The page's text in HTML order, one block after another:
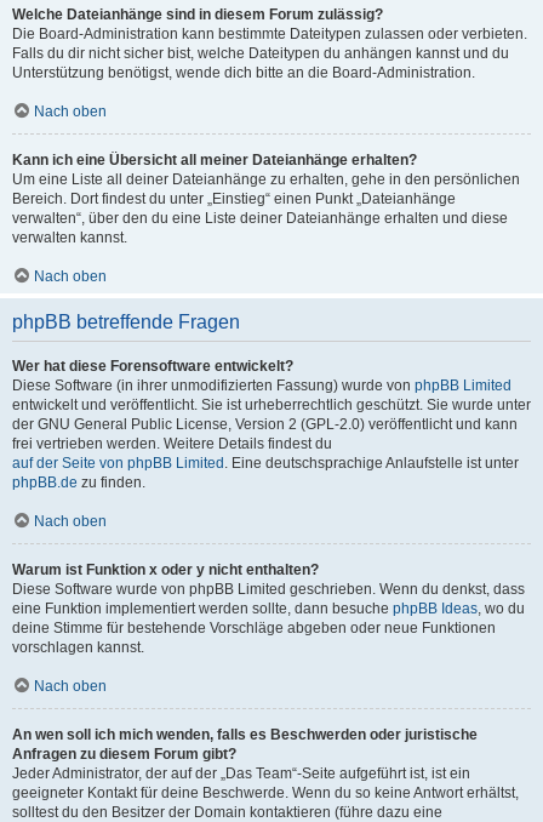
Welche Dateianhänge sind in diesem Forum zulässig?
Die Board-Administration kann bestimmte Dateitypen zulassen oder verbieten.
Falls du dir nicht sicher bist, welche Dateitypen du anhängen kannst und du
Unterstützung benötigst, wende dich bitte an die Board-Administration.
Nach oben
Kann ich eine Übersicht all meiner Dateianhänge erhalten?
Um eine Liste all deiner Dateianhänge zu erhalten, gehe in den persönlichen
Bereich. Dort findest du unter „Einstieg“ einen Punkt „Dateianhänge
verwalten“, über den du eine Liste deiner Dateianhänge erhalten und diese
verwalten kannst.
Nach oben
phpBB betreffende Fragen
Wer hat diese Forensoftware entwickelt?
Diese Software (in ihrer unmodifizierten Fassung) wurde von phpBB Limited
entwickelt und veröffentlicht. Sie ist urheberrechtlich geschützt. Sie wurde unter
der GNU General Public License, Version 2 (GPL-2.0) veröffentlicht und kann
frei vertrieben werden. Weitere Details findest du
auf der Seite von phpBB Limited . Eine deutschsprachige Anlaufstelle ist unter
phpBB.de zu finden.
Nach oben
Warum ist Funktion x oder y nicht enthalten?
Diese Software wurde von phpBB Limited geschrieben. Wenn du denkst, dass
eine Funktion implementiert werden sollte, dann besuche phpBB Ideas, wo du
deine Stimme für bestehende Vorschläge abgeben oder neue Funktionen
vorschlagen kannst.
Nach oben
An wen soll ich mich wenden, falls es Beschwerden oder juristische
Anfragen zu diesem Forum gibt?
Jeder Administrator, der auf der „Das Team“-Seite aufgeführt ist, ist ein
geeigneter Kontakt für deine Beschwerde. Wenn du so keine Antwort erhältst,
solltest du den Besitzer der Domain kontaktieren (führe dazu eine